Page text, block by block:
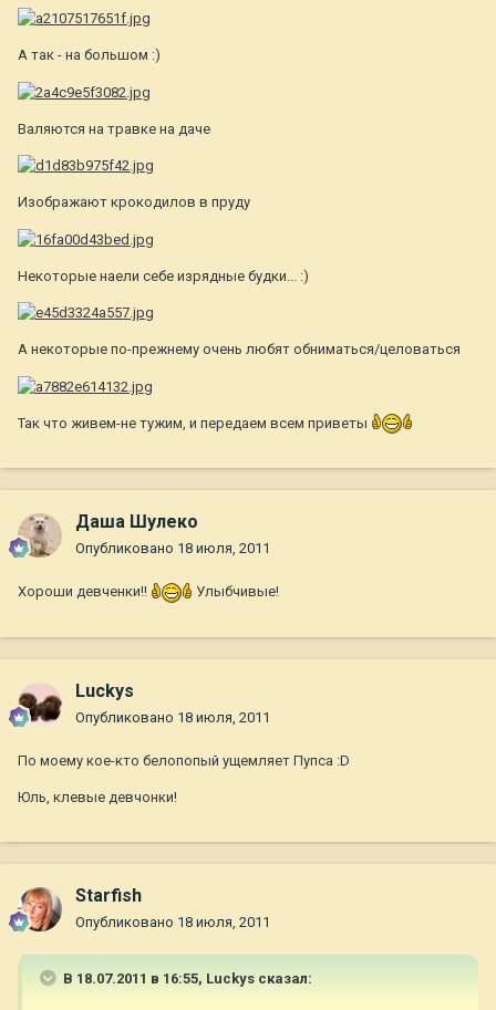
А так - на большом :)
Валяются на травке на даче
Изображают крокодилов в пруду
Некоторые наели себе изрядные будки... :)
А некоторые по-прежнему очень любят обниматься/целоваться
Так что живем-не тужим, и передаем всем приветы
Даша Шулеко
Опубликовано 18 июля, 2011
Хороши девченки!! Улыбчивые!
Luckys
Опубликовано 18 июля, 2011
По моему кое-кто белопопый ущемляет Пупса :D
Юль, клевые девчонки!
Starfish
Опубликовано 18 июля, 2011
В 18.07.2011 в 16:55, Luckys сказал: